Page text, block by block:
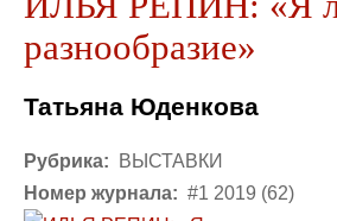
разнообразие»
Татьяна Юденкова
Рубрика:
ВЫСТАВКИ
Номер журнала: #1 2019 (62)